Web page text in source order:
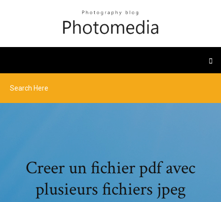
Creer un fichier pdf avec
plusieurs fichiers jpeg